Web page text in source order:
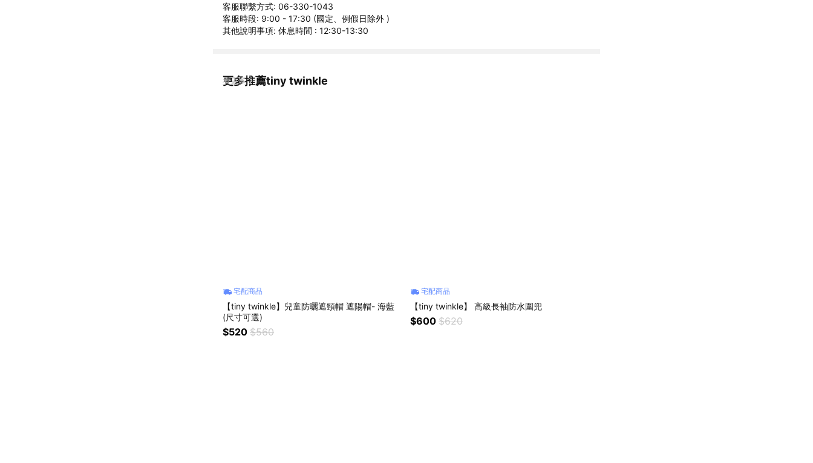
客服聯繫方式: 06-330-1043
客服時段: 9:00 - 17:30 (國定、例假日除外 )
其他說明事項: 休息時間 : 12:30-13:30
更多推薦tiny twinkle
看更多
宅配商品
【tiny twinkle】兒童防曬遮頸帽 遮陽帽- 海藍
(尺寸可選)
$520 $560
宅配商品
【tiny twinkle】 高級長袖防水圍兜
$600 $620